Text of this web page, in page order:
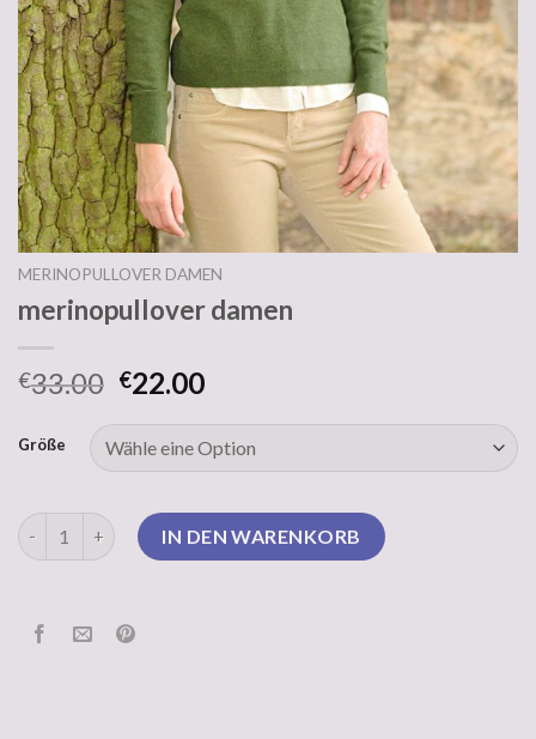
MERINOPULLOVER DAMEN
merinopullover damen
€33.00 €22.00
Größe
merinopullover damen MengeIN DEN WARENKORB